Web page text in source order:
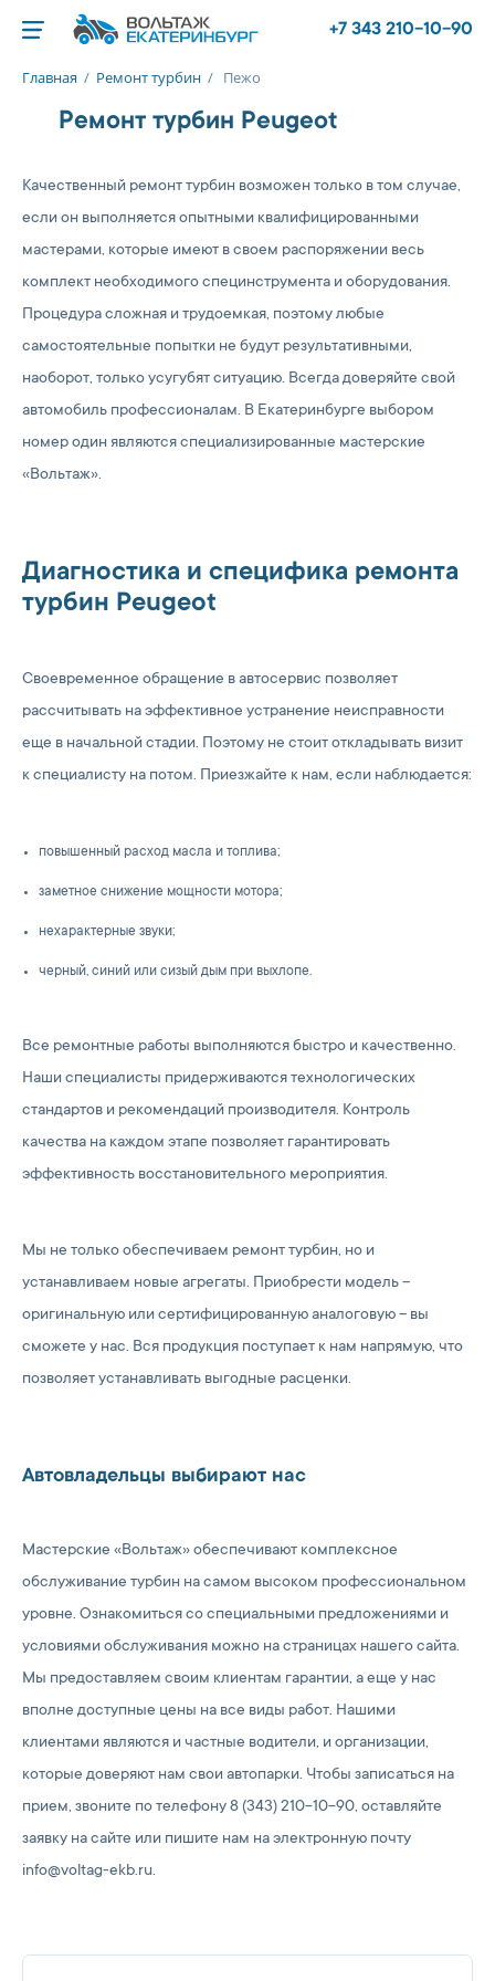
+7 343 210-10-90
Главная / Ремонт турбин / Пежо
Ремонт турбин Peugeot
Качественный ремонт турбин возможен только в том случае,
если он выполняется опытными квалифицированными
мастерами, которые имеют в своем распоряжении весь
комплект необходимого специнструмента и оборудования.
Процедура сложная и трудоемкая, поэтому любые
самостоятельные попытки не будут результативными,
наоборот, только усугубят ситуацию. Всегда доверяйте свой
автомобиль профессионалам. В Екатеринбурге выбором
номер один являются специализированные мастерские
«Вольтаж».
Диагностика и специфика ремонта
турбин Peugeot
Своевременное обращение в автосервис позволяет
рассчитывать на эффективное устранение неисправности
еще в начальной стадии. Поэтому не стоит откладывать визит
к специалисту на потом. Приезжайте к нам, если наблюдается:
повышенный расход масла и топлива;
заметное снижение мощности мотора;
нехарактерные звуки;
черный, синий или сизый дым при выхлопе.
Все ремонтные работы выполняются быстро и качественно.
Наши специалисты придерживаются технологических
стандартов и рекомендаций производителя. Контроль
качества на каждом этапе позволяет гарантировать
эффективность восстановительного мероприятия.
Мы не только обеспечиваем ремонт турбин, но и
устанавливаем новые агрегаты. Приобрести модель –
оригинальную или сертифицированную аналоговую – вы
сможете у нас. Вся продукция поступает к нам напрямую, что
позволяет устанавливать выгодные расценки.
Автовладельцы выбирают нас
Мастерские «Вольтаж» обеспечивают комплексное
обслуживание турбин на самом высоком профессиональном
уровне. Ознакомиться со специальными предложениями и
условиями обслуживания можно на страницах нашего сайта.
Мы предоставляем своим клиентам гарантии, а еще у нас
вполне доступные цены на все виды работ. Нашими
клиентами являются и частные водители, и организации,
которые доверяют нам свои автопарки. Чтобы записаться на
прием, звоните по телефону 8 (343) 210-10-90, оставляйте
заявку на сайте или пишите нам на электронную почту
info@voltag-ekb.ru.